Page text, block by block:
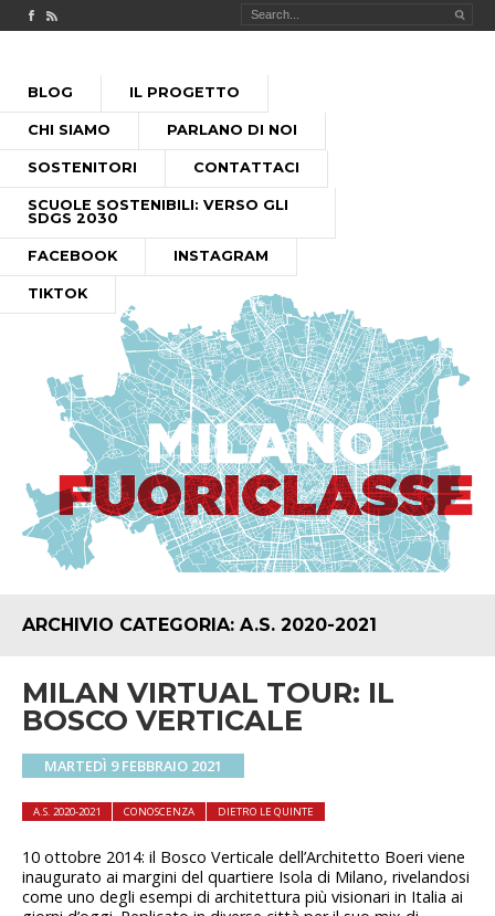
Check out our Facebook page
MILANO FUORICLASSE RSS feed
MENU PRINCIPALE
PASSA
CONTENUTO
BLOG IL PROGETTO
CHI SIAMO PARLANO DI NOI
SOSTENITORI CONTATTACI
SCUOLE SOSTENIBILI: VERSO GLI
SDGS 2030
FACEBOOK INSTAGRAM
TIKTOK
ARCHIVIO CATEGORIA: A.S. 2020-2021
MILAN VIRTUAL TOUR: IL
BOSCO VERTICALE
MARTEDÌ 9 FEBBRAIO 2021
A.S. 2020-2021 CONOSCENZA DIETRO LE QUINTE
10 ottobre 2014: il Bosco Verticale dell’Architetto Boeri viene
inaugurato ai margini del quartiere Isola di Milano, rivelandosi
come uno degli esempi di architettura più visionari in Italia ai